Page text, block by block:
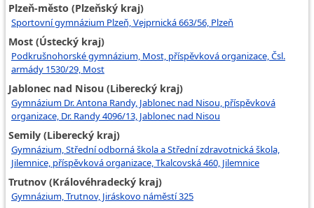
Plzeň-město (Plzeňský kraj)
Sportovní gymnázium Plzeň, Vejprnická 663/56, Plzeň
Most (Ústecký kraj)
Podkrušnohorské gymnázium, Most, příspěvková organizace, Čsl.
armády 1530/29, Most
Jablonec nad Nisou (Liberecký kraj)
Gymnázium Dr. Antona Randy, Jablonec nad Nisou, příspěvková
organizace, Dr. Randy 4096/13, Jablonec nad Nisou
Semily (Liberecký kraj)
Gymnázium, Střední odborná škola a Střední zdravotnická škola,
Jilemnice, příspěvková organizace, Tkalcovská 460, Jilemnice
Trutnov (Královéhradecký kraj)
Gymnázium, Trutnov, Jiráskovo náměstí 325